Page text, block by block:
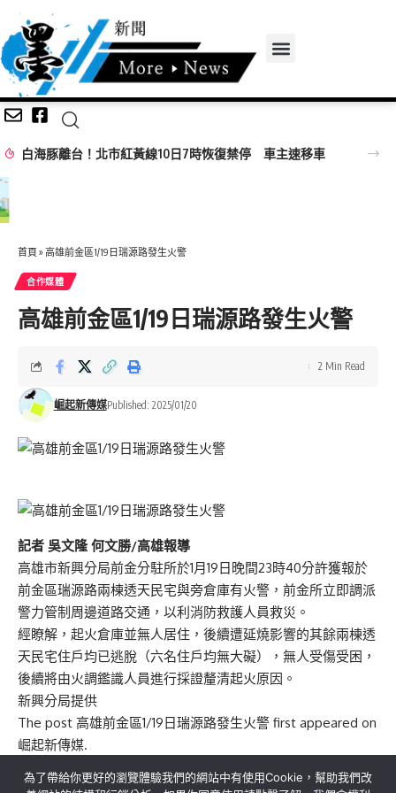
白海豚離台！北市紅黃線10日7時恢復禁停 車主速移車
首頁 » 高雄前金區1/19日瑞源路發生火警
合作媒體
高雄前金區1/19日瑞源路發生火警
崛起新傳媒Published: 2025/01/20
2 Min Read
記者 吳文隆 何文勝/高雄報導
高雄市新興分局前金分駐所於1月19日晚間23時40分許獲報於
前金區瑞源路兩棟透天民宅與旁倉庫有火警，前金所立即調派
警力管制周邊道路交通，以利消防救護人員救災。
經瞭解，起火倉庫並無人居住，後續遭延燒影響的其餘兩棟透
天民宅住戶均已逃脫（六名住戶均無大礙），無人受傷受困，
後續將由火調鑑識人員進行採證釐清起火原因。
新興分局提供
The post 高雄前金區1/19日瑞源路發生火警 first appeared on
崛起新傳媒.
為了帶給你更好的瀏覽體驗我們的網站中有使用Cookie，幫助我們改